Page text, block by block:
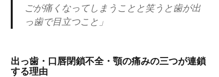
ごが痛くなってしまうことと笑うと歯が出
っ歯で目立つこと」
出っ歯・口唇閉鎖不全・顎の痛みの三つが連鎖
する理由